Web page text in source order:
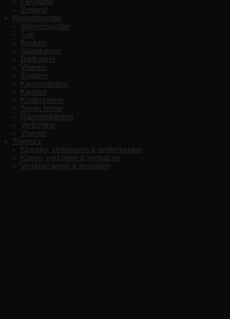
Zeeland
Wooninspiratie
Wooninspiratie
Tuin
Keuken
Slaapkamer
Badkamer
Vloeren
Trappen
Kamerplanten
Kantoor
Kinderkamer
Smart home
Raambekleding
Verlichting
Vloeren
Thema’s
Klussen, verbouwen & onderhouden
Kopen, verkopen & verhuizen
Verduurzamen & besparen